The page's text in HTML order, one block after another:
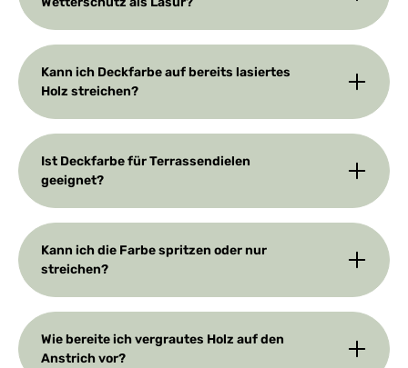
Kann ich Deckfarbe auf bereits lasiertes
Holz streichen?
Ist Deckfarbe für Terrassendielen
geeignet?
Kann ich die Farbe spritzen oder nur
streichen?
Wie bereite ich vergrautes Holz auf den
Anstrich vor?